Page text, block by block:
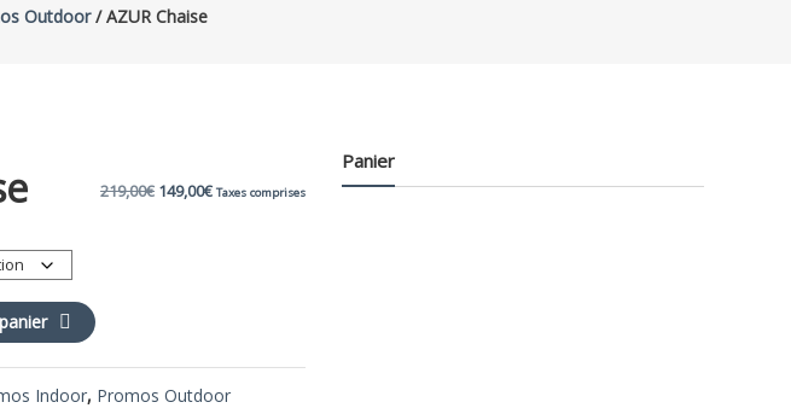
Outdoor/ AZUR Chaise
219,00€ Le
149,00€Le
Taxes comprises
Indoor, Promos Outdoor
Panier